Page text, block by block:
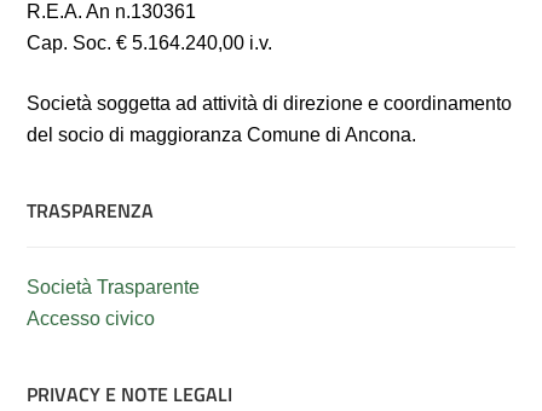
R.E.A. An n.130361
Cap. Soc. € 5.164.240,00 i.v.
Società soggetta ad attività di direzione e coordinamento
del socio di maggioranza Comune di Ancona.
TRASPARENZA
Società Trasparente
Accesso civico
PRIVACY E NOTE LEGALI